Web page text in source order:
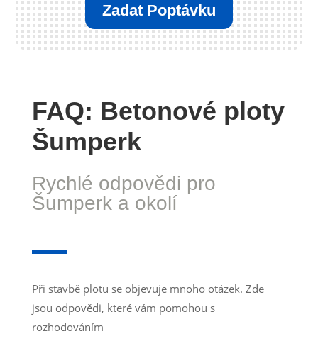
Zadat Poptávku
FAQ: Betonové ploty
Šumperk
Rychlé odpovědi pro
Šumperk a okolí
Při stavbě plotu se objevuje mnoho otázek. Zde
jsou odpovědi, které vám pomohou s
rozhodováním